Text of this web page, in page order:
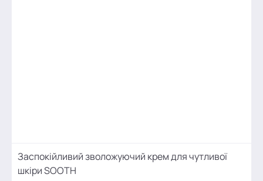
Заспокійливий зволожуючий крем для чутливої
шкіри SOOTH